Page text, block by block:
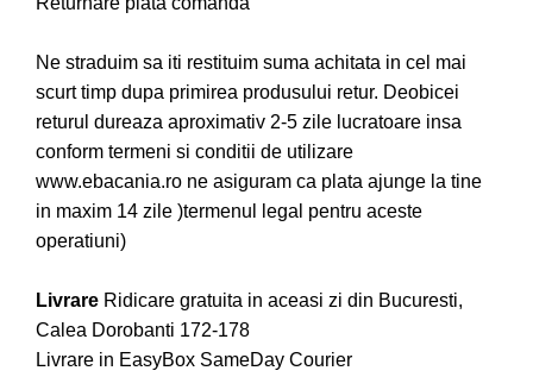
Ne straduim sa iti restituim suma achitata in cel mai
scurt timp dupa primirea produsului retur. Deobicei
returul dureaza aproximativ 2-5 zile lucratoare insa
conform termeni si conditii de utilizare
www.ebacania.ro ne asiguram ca plata ajunge la tine
in maxim 14 zile )termenul legal pentru aceste
operatiuni)
Livrare Ridicare gratuita in aceasi zi din Bucuresti,
Calea Dorobanti 172-178
Livrare in EasyBox SameDay Courier